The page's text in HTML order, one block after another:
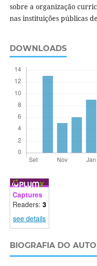
sobre a organização
nas instituições públicas
DOWNLOADS
Captures
Readers: 3
see details
BIOGRAFIA DO